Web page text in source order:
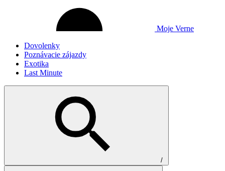
Moje Verne
Dovolenky
Poznávacie zájazdy
Exotika
Last Minute
/